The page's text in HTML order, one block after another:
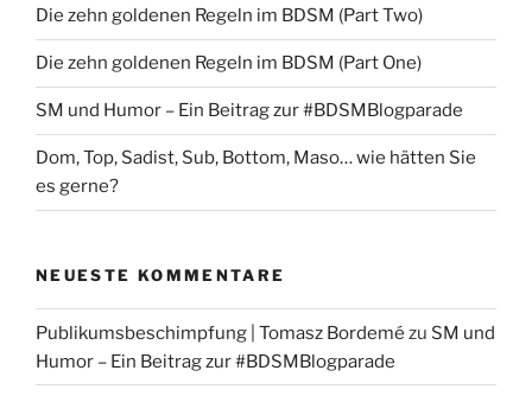
Die zehn goldenen Regeln im BDSM (Part Two)
Die zehn goldenen Regeln im BDSM (Part One)
SM und Humor – Ein Beitrag zur #BDSMBlogparade
Dom, Top, Sadist, Sub, Bottom, Maso… wie hätten Sie
es gerne?
NEUESTE KOMMENTARE
Publikumsbeschimpfung | Tomasz Bordemé zu SM und
Humor – Ein Beitrag zur #BDSMBlogparade